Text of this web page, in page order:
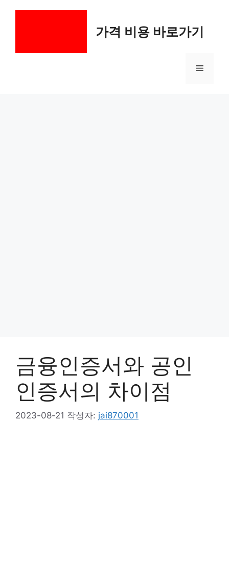
가격 비용 바로가기
메
금융인증서와 공인
인증서의 차이점
2023-08-21 작성자: jai870001